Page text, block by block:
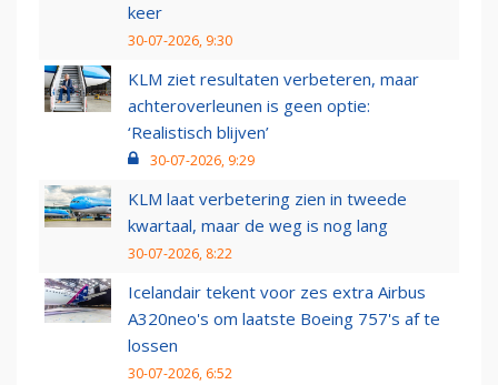
keer
30-07-2026, 9:30
KLM ziet resultaten verbeteren, maar
achteroverleunen is geen optie:
‘Realistisch blijven’
30-07-2026, 9:29
KLM laat verbetering zien in tweede
kwartaal, maar de weg is nog lang
30-07-2026, 8:22
Icelandair tekent voor zes extra Airbus
A320neo's om laatste Boeing 757's af te
lossen
30-07-2026, 6:52